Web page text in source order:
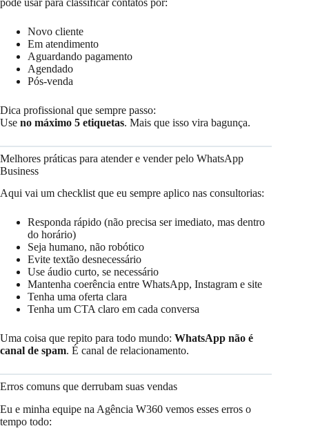
Novo cliente
Em atendimento
Aguardando pagamento
Agendado
Pós-venda
Dica profissional que sempre passo:
Use no máximo 5 etiquetas. Mais que isso vira bagunça.
Melhores práticas para atender e vender pelo WhatsApp
Business
Aqui vai um checklist que eu sempre aplico nas consultorias:
Responda rápido (não precisa ser imediato, mas dentro
do horário)
Seja humano, não robótico
Evite textão desnecessário
Use áudio curto, se necessário
Mantenha coerência entre WhatsApp, Instagram e site
Tenha uma oferta clara
Tenha um CTA claro em cada conversa
Uma coisa que repito para todo mundo: WhatsApp não é
canal de spam. É canal de relacionamento.
Erros comuns que derrubam suas vendas
Eu e minha equipe na Agência W360 vemos esses erros o
tempo todo: